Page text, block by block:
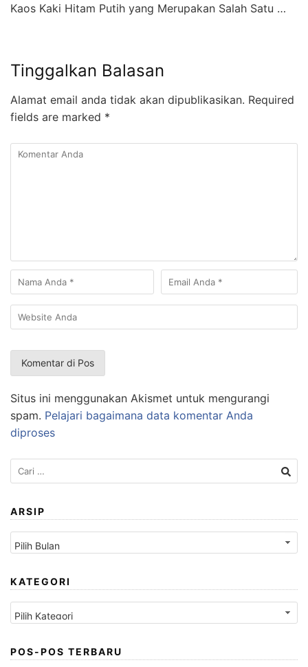
Kaos Kaki Hitam Putih yang Merupakan Salah Satu …
Tinggalkan Balasan
Alamat email anda tidak akan dipublikasikan. Required
fields are marked *
Situs ini menggunakan Akismet untuk mengurangi
spam. Pelajari bagaimana data komentar Anda
diproses
Cari
untuk:
ARSIP
Arsip
KATEGORI
Kategori
POS-POS TERBARU